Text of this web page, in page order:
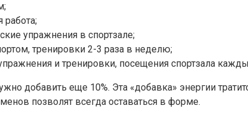
упражнения в спортзале;
тренировки 2-3 раза в неделю;
и тренировки, посещения спортзала
добавить еще 10%. Эта «добавка» энергии
позволят всегда оставаться в форме.